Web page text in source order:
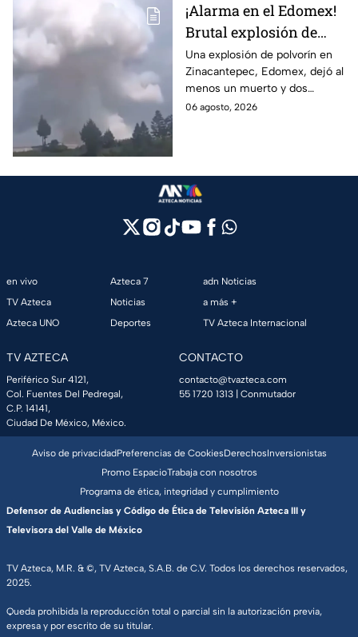
¡Alarma en el Edomex!
Brutal explosión de
polvorín en Santa
María del Monte,
Zinacantepec; reportan
al menos un muerto y
Una explosión de polvorín en
Zinacantepec, Edomex, dejó al
menos un muerto y dos
heridos; autoridades atiende la
06 agosto, 2026
en vivo
TV Azteca
Azteca UNO
Azteca 7
Noticias
Deportes
adn Noticias
a más +
TV Azteca Internacional
TV AZTECA
Periférico Sur 4121,
Col. Fuentes Del Pedregal,
C.P. 14141,
Ciudad De México, México.
CONTACTO
contacto@tvazteca.com
55 1720 1313 | Conmutador
TV Azteca, M.R. & ©, TV Azteca, S.A.B. de C.V. Todos los derechos reservados,
2025.
Queda prohibida la reproducción total o parcial sin la autorización previa,
expresa y por escrito de su titular.
Aviso de privacidadPreferencias de CookiesDerechosInversionistas
Promo EspacioTrabaja con nosotros
Programa de ética, integridad y cumplimiento
Defensor de Audiencias y Código de Ética de Televisión Azteca III y
Televisora del Valle de México